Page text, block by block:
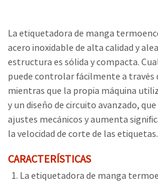
La etiquetadora de manga
acero inoxidable de alta calidad y
estructura es sólida y compacta.
puede controlar fácilmente a
mientras que la propia máquina
y un diseño de circuito avanzado,
ajustes mecánicos y aumenta
la velocidad de corte de las etiquetas.
CARACTERÍSTICAS
La etiquetadora de manga